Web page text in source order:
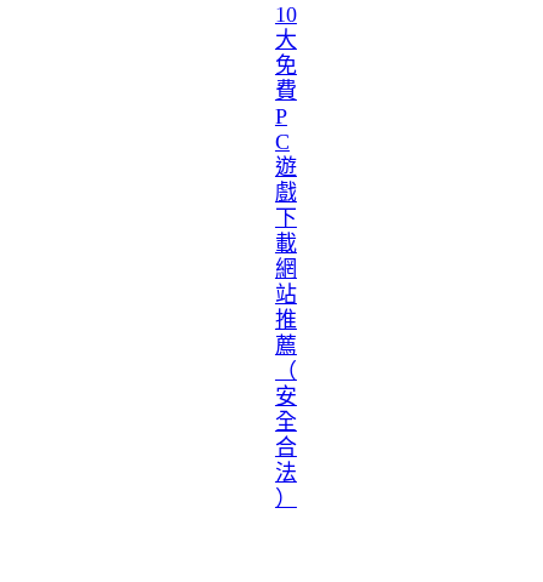
10
大
免
費
P
C
遊
戲
下
載
網
站
推
薦
（
安
全
合
法
）